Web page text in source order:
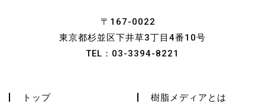
〒167-0022
東京都杉並区下井草3丁目4番10号
TEL： 03-3394-8221
トップ 樹脂メディアとは